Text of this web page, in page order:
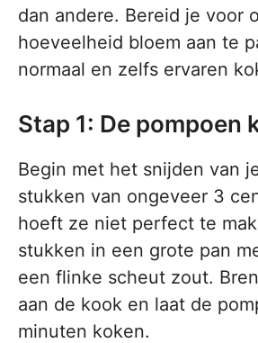
dan andere. Bereid je voor
hoeveelheid bloem aan te
normaal en zelfs ervaren
Stap 1: De pompoen
Begin met het snijden van
stukken van ongeveer 3
hoeft ze niet perfect te
stukken in een grote pan
een flinke scheut zout.
aan de kook en laat de
minuten koken.